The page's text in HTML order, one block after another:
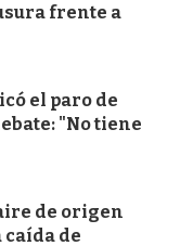
frente a
el paro de
"No tiene
de origen
de